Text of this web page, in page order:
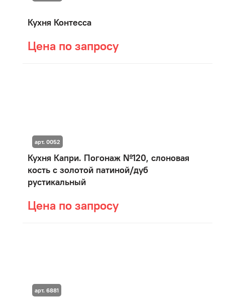
Кухня Контесса
Цена по запросу
Кухня Капри. Погонаж №120, слоновая
кость с золотой патиной/дуб
рустикальный
Цена по запросу
арт. 0052
арт. 6881